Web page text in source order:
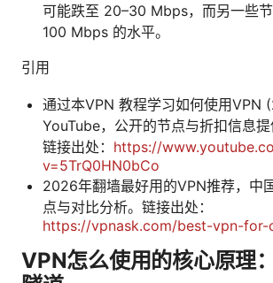
可能跌至 20–30 Mbps，而另一些
100 Mbps 的水平。
引用
通过本VPN 教程学习如何使用VPN
YouTube，公开的节点与折扣信息提
链接出处： https://
v=5TrQ0HN0bCo
2026年翻墙最好用的VPN推荐，中
点与对比分析。链接出处：
https://vpnask.com/best-vpn-for-
VPN怎么使用的核心原理